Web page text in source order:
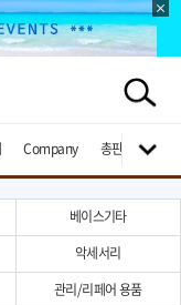
Company 총판브랜드
베이스기타
악세서리
관리/리페어 용품